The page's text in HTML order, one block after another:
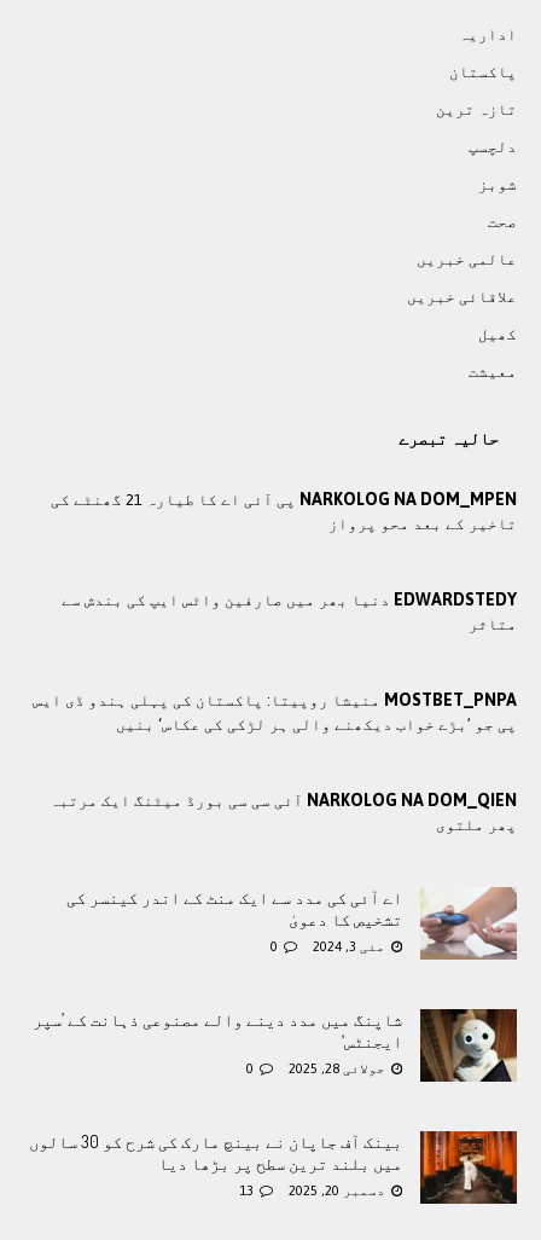
اداريہ
پاکستان
تازہ ترين
دلچسپ
شوبز
صحت
عالمی خبريں
علاقائی خبريں
کھيل
معيشت
حالیہ تبصرے
NARKOLOG NA DOM_MPEN
پی آئی اے کا طیارہ 21 گھنٹے کی
تاخیر کے بعد محو پرواز
EDWARDSTEDY دنیا بھر میں صارفین واٹس ایپ کی بندش سے
متاثر
MOSTBET_PNPA منیشا روپیتا: پاکستان کی پہلی ہندو ڈی ایس
پی جو ’بڑے خواب دیکھنے والی ہر لڑکی کی عکاس‘ بنیں
NARKOLOG NA DOM_QIEN آئی سی سی بورڈ میٹنگ ایک مرتبہ
پھر ملتوی
اے آئی کی مدد سے ایک منٹ کے اندر کینسر کی
تشخیص کا دعویٰ
مئی 3, 2024 0
شاپنگ میں مدد دینے والے مصنوعی ذہانت کے ’سپر
ایجنٹس‘
جولائی 28, 2025 0
بینک آف جاپان نے بینچ مارک کی شرح کو 30 سالوں
میں بلند ترین سطح پر بڑھا دیا
دسمبر 20, 2025 13